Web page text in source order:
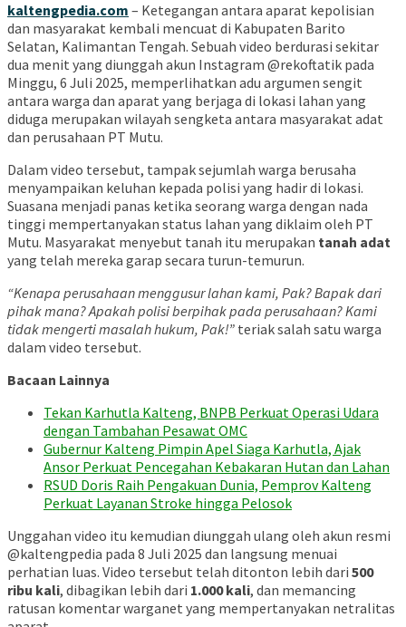
kaltengpedia.com – Ketegangan antara aparat kepolisian
dan masyarakat kembali mencuat di Kabupaten Barito
Selatan, Kalimantan Tengah. Sebuah video berdurasi sekitar
dua menit yang diunggah akun Instagram @rekoftatik pada
Minggu, 6 Juli 2025, memperlihatkan adu argumen sengit
antara warga dan aparat yang berjaga di lokasi lahan yang
diduga merupakan wilayah sengketa antara masyarakat adat
dan perusahaan PT Mutu.
Dalam video tersebut, tampak sejumlah warga berusaha
menyampaikan keluhan kepada polisi yang hadir di lokasi.
Suasana menjadi panas ketika seorang warga dengan nada
tinggi mempertanyakan status lahan yang diklaim oleh PT
Mutu. Masyarakat menyebut tanah itu merupakan tanah adat
yang telah mereka garap secara turun-temurun.
“Kenapa perusahaan menggusur lahan kami, Pak? Bapak dari
pihak mana? Apakah polisi berpihak pada perusahaan? Kami
tidak mengerti masalah hukum, Pak!” teriak salah satu warga
dalam video tersebut.
Bacaan Lainnya
Tekan Karhutla Kalteng, BNPB Perkuat Operasi Udara
dengan Tambahan Pesawat OMC
Gubernur Kalteng Pimpin Apel Siaga Karhutla, Ajak
Ansor Perkuat Pencegahan Kebakaran Hutan dan Lahan
RSUD Doris Raih Pengakuan Dunia, Pemprov Kalteng
Perkuat Layanan Stroke hingga Pelosok
Unggahan video itu kemudian diunggah ulang oleh akun resmi
@kaltengpedia pada 8 Juli 2025 dan langsung menuai
perhatian luas. Video tersebut telah ditonton lebih dari 500
ribu kali, dibagikan lebih dari 1.000 kali, dan memancing
ratusan komentar warganet yang mempertanyakan netralitas